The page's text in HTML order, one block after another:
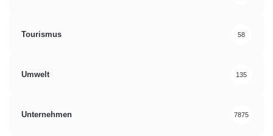
Tourismus 58
Umwelt 135
Unternehmen 7875